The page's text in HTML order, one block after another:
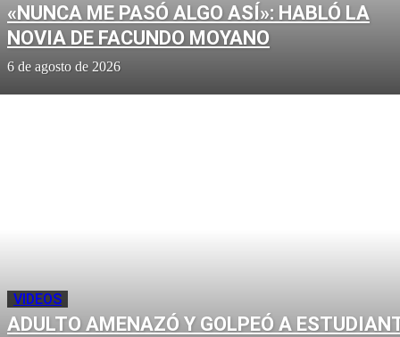
«NUNCA ME PASÓ ALGO ASÍ»: HABLÓ LA
NOVIA DE FACUNDO MOYANO
6 de agosto de 2026
VIDEOS
ADULTO AMENAZÓ Y GOLPEÓ A